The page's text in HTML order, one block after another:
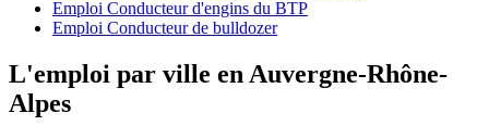
Emploi Conducteur d'engins du BTP
Emploi Conducteur de bulldozer
L'emploi par ville en Auvergne-Rhône-
Alpes